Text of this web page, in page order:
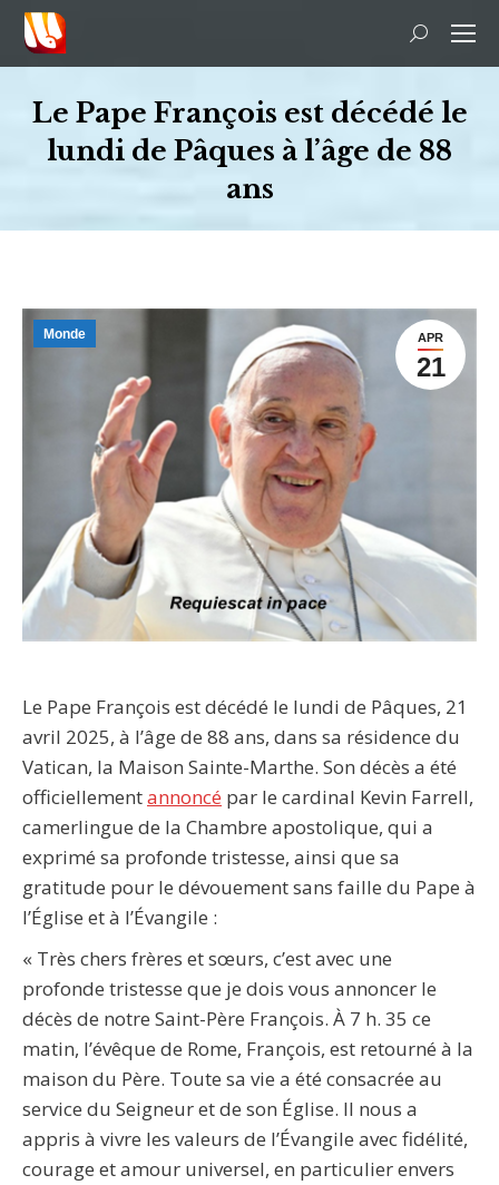
Recherche
:
Le Pape François est décédé le
lundi de Pâques à l’âge de 88
ans
APR
21
Monde
Le Pape François est décédé le lundi de Pâques, 21
avril 2025, à l’âge de 88 ans, dans sa résidence du
Vatican, la Maison Sainte-Marthe. Son décès a été
officiellementannoncé par le cardinal Kevin Farrell,
camerlingue de la Chambre apostolique, qui a
exprimé sa profonde tristesse, ainsi que sa
gratitude pour le dévouement sans faille du Pape à
l’Église et à l’Évangile :
« Très chers frères et sœurs, c’est avec une
profonde tristesse que je dois vous annoncer le
décès de notre Saint-Père François. À 7 h. 35 ce
matin, l’évêque de Rome, François, est retourné à la
maison du Père. Toute sa vie a été consacrée au
service du Seigneur et de son Église. Il nous a
appris à vivre les valeurs de l’Évangile avec fidélité,
courage et amour universel, en particulier envers